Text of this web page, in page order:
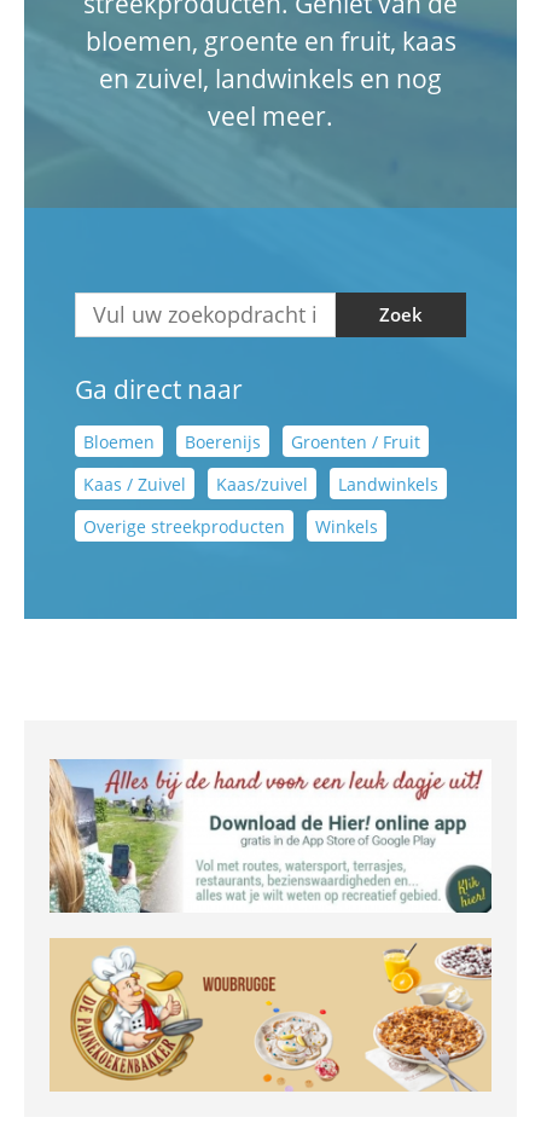
bloemen, groente en fruit, kaas
en zuivel, landwinkels en nog
veel meer.
Zoek
Ga direct naar
Bloemen Boerenijs
Groenten / Fruit
Kaas / Zuivel
Kaas/zuivel
Landwinkels
Overige streekproducten
Winkels